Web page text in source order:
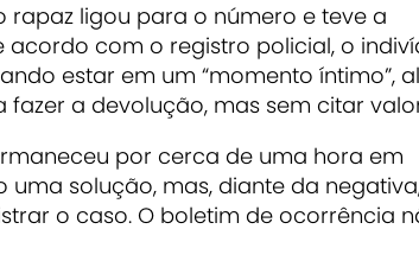
rapaz ligou para o número e teve a
com o registro policial, o
estar em um “momento íntimo”,
a devolução, mas sem citar
por cerca de uma hora em
solução, mas, diante da
o caso. O boletim de ocorrência